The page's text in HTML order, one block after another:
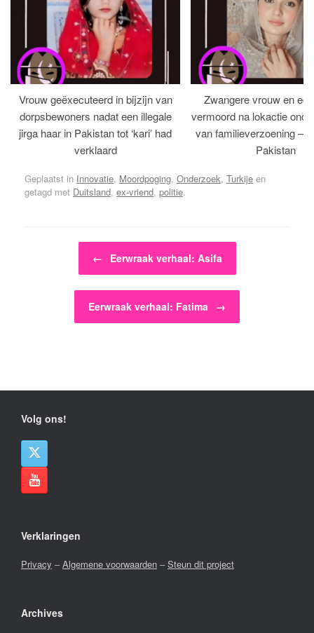
Vrouw geëxecuteerd in bijzijn van
dorpsbewoners nadat een illegale
jirga haar in Pakistan tot ‘kari’ had
verklaard
Zwangere vrouw en
vermoord na lokactie
van familieverzoening –
Pakistan
Geplaatst in Innovatie, Moordpoging, Onderzoek, Turkije en
getagd met Duitsland, ex-vriend, politie.
Bericht navigatie
← Eerwraak verhaal: Asifa
Eerwraak verhaal: Fatima →
Volg ons!
Verklaringen
Privacy –Algemene voorwaarden –Steun dit project
Archives